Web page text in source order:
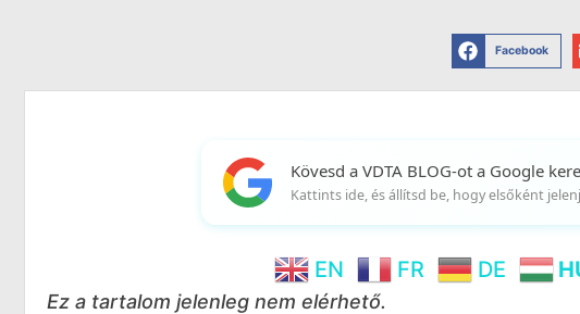
Facebook
Kövesd a VDTA BLOG-ot a Google
Kattints ide, és állítsd be, hogy elsőként
EN FR DE
Ez a tartalom jelenleg nem elérhető.